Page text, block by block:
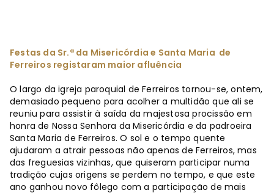
Festas da Sr.ª da Misericórdia e Santa Maria de
Ferreiros registaram maior afluência
O largo da igreja paroquial de Ferreiros tornou-se, ontem,
demasiado pequeno para acolher a multidão que ali se
reuniu para assistir à saída da majestosa procissão em
honra de Nossa Senhora da Misericórdia e da padroeira
Santa Maria de Ferreiros. O sol e o tempo quente
ajudaram a atrair pessoas não apenas de Ferreiros, mas
das freguesias vizinhas, que quiseram participar numa
tradição cujas origens se perdem no tempo, e que este
ano ganhou novo fôlego com a participação de mais